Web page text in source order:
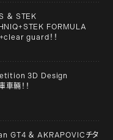
＆ STEK
FORMULA
guard！！
3D Design
輛！！
GT4 ＆ AKRAPOVICチタ